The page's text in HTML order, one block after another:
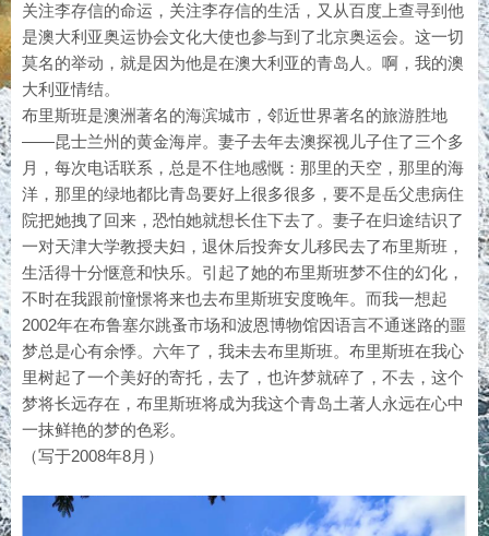
关注李存信的命运，关注李存信的生活，又从百度上查寻到他
是澳大利亚奥运协会文化大使也参与到了北京奥运会。这一切
莫名的举动，就是因为他是在澳大利亚的青岛人。啊，我的澳
大利亚情结。
布里斯班是澳洲著名的海滨城市，邻近世界著名的旅游胜地
——昆士兰州的黄金海岸。妻子去年去澳探视儿子住了三个多
月，每次电话联系，总是不住地感慨：那里的天空，那里的海
洋，那里的绿地都比青岛要好上很多很多，要不是岳父患病住
院把她拽了回来，恐怕她就想长住下去了。妻子在归途结识了
一对天津大学教授夫妇，退休后投奔女儿移民去了布里斯班，
生活得十分惬意和快乐。引起了她的布里斯班梦不住的幻化，
不时在我跟前憧憬将来也去布里斯班安度晚年。而我一想起
2002年在布鲁塞尔跳蚤市场和波恩博物馆因语言不通迷路的噩
梦总是心有余悸。六年了，我未去布里斯班。布里斯班在我心
里树起了一个美好的寄托，去了，也许梦就碎了，不去，这个
梦将长远存在，布里斯班将成为我这个青岛土著人永远在心中
一抹鲜艳的梦的色彩。
（写于2008年8月）